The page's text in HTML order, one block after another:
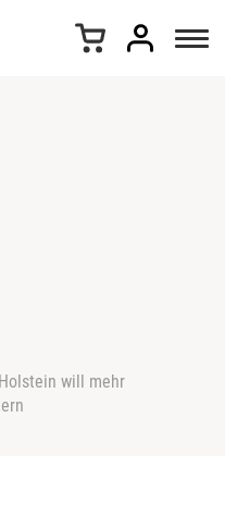
will mehr